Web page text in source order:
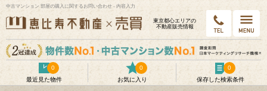
中古マンション 部屋の購入に関するお問い合わせ - 内容入力
東京都⼼エリアの
不動産販売情報
最近見た物件
0
お気に入り
0
保存した検索条件
0